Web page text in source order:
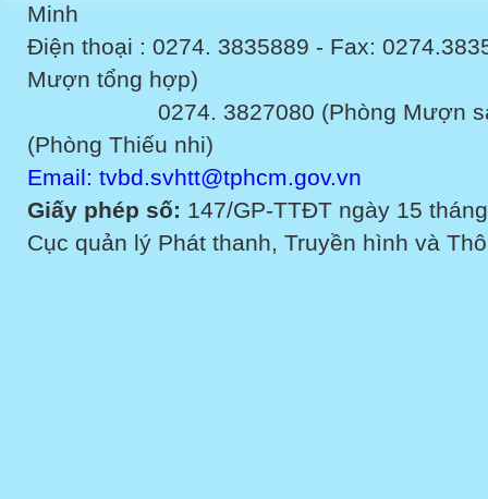
Minh
Điện thoại : 0274. 3835889 - Fax:
Mượn tổng hợp)
0274. 3827080 (Phòng Mượn sách
(Phòng Thiếu nhi)
Email: tvbd.svhtt@tphcm.gov.vn
Giấy phép số: 147/GP-TTĐT ngày 15
Cục quản lý Phát thanh, Truyền hình và